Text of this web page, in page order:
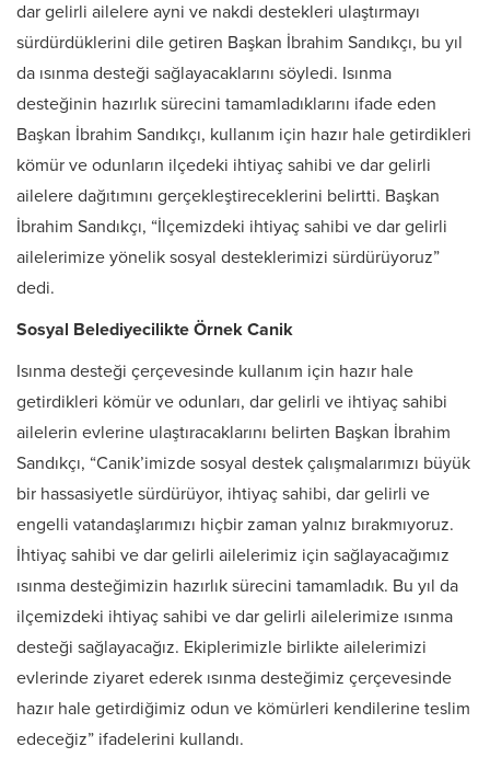
dar gelirli ailelere ayni ve nakdi destekleri ulaştırmayı
sürdürdüklerini dile getiren Başkan İbrahim Sandıkçı, bu yıl
da ısınma desteği sağlayacaklarını söyledi. Isınma
desteğinin hazırlık sürecini tamamladıklarını ifade eden
Başkan İbrahim Sandıkçı, kullanım için hazır hale getirdikleri
kömür ve odunların ilçedeki ihtiyaç sahibi ve dar gelirli
ailelere dağıtımını gerçekleştireceklerini belirtti. Başkan
İbrahim Sandıkçı, “İlçemizdeki ihtiyaç sahibi ve dar gelirli
ailelerimize yönelik sosyal desteklerimizi sürdürüyoruz”
dedi.
Sosyal Belediyecilikte Örnek Canik
Isınma desteği çerçevesinde kullanım için hazır hale
getirdikleri kömür ve odunları, dar gelirli ve ihtiyaç sahibi
ailelerin evlerine ulaştıracaklarını belirten Başkan İbrahim
Sandıkçı, “Canik’imizde sosyal destek çalışmalarımızı büyük
bir hassasiyetle sürdürüyor, ihtiyaç sahibi, dar gelirli ve
engelli vatandaşlarımızı hiçbir zaman yalnız bırakmıyoruz.
İhtiyaç sahibi ve dar gelirli ailelerimiz için sağlayacağımız
ısınma desteğimizin hazırlık sürecini tamamladık. Bu yıl da
ilçemizdeki ihtiyaç sahibi ve dar gelirli ailelerimize ısınma
desteği sağlayacağız. Ekiplerimizle birlikte ailelerimizi
evlerinde ziyaret ederek ısınma desteğimiz çerçevesinde
hazır hale getirdiğimiz odun ve kömürleri kendilerine teslim
edeceğiz” ifadelerini kullandı.